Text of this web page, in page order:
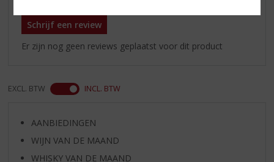
Schrijf een review
Er zijn nog geen reviews geplaatst voor dit product
EXCL. BTW INCL. BTW
AANBIEDINGEN
WIJN VAN DE MAAND
WHISKY VAN DE MAAND